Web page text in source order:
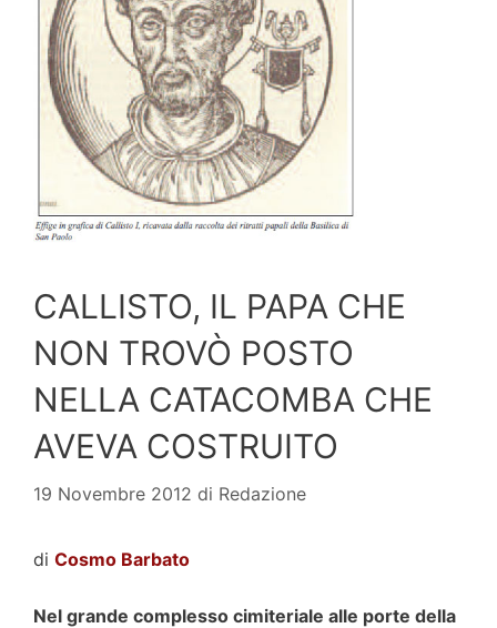
CALLISTO, IL PAPA CHE
NON TROVÒ POSTO
NELLA CATACOMBA CHE
AVEVA COSTRUITO
19 Novembre 2012 di Redazione
di Cosmo Barbato
Nel grande complesso cimiteriale alle porte della